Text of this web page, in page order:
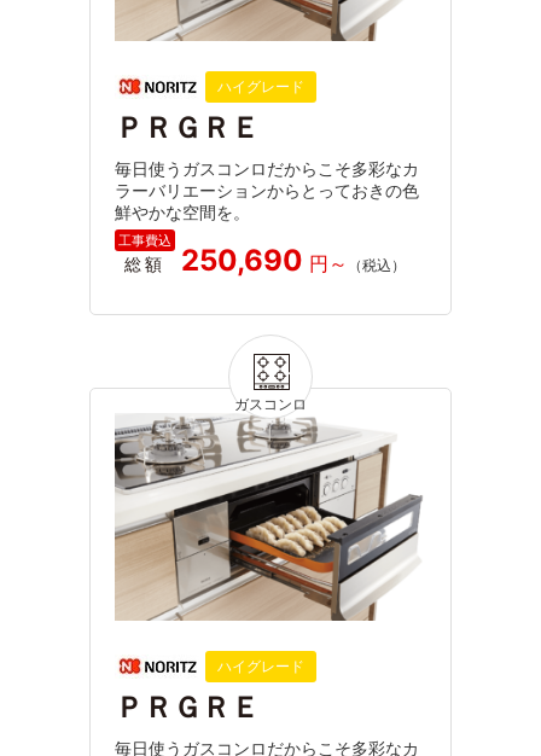
ハイグレード
ＰＲＧＲＥ
毎日使うガスコンロだからこそ多彩なカ
ラーバリエーションからとっておきの色
鮮やかな空間を。
総額 250,690
ハイグレード
ＰＲＧＲＥ
毎日使うガスコンロだからこそ多彩なカ